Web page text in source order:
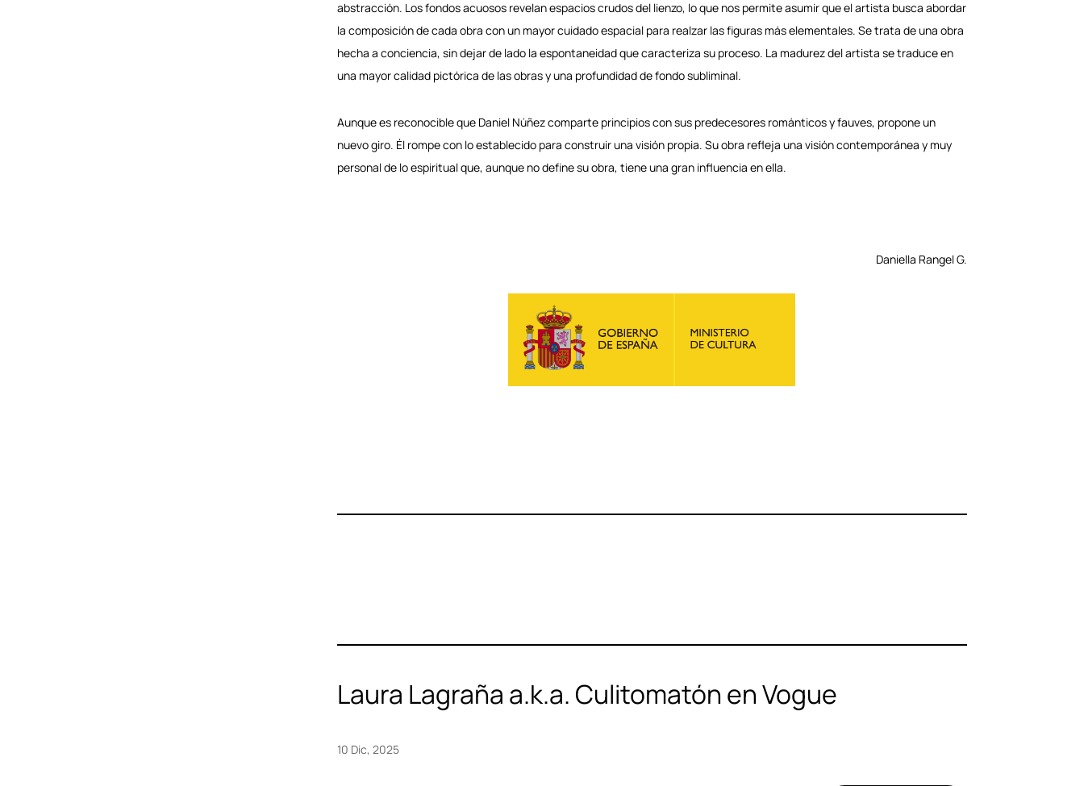
abstracción. Los fondos acuosos revelan espacios crudos del lienzo, lo que nos permite asumir que el artista busca abordar
la composición de cada obra con un mayor cuidado espacial para realzar las figuras más elementales. Se trata de una obra
hecha a conciencia, sin dejar de lado la espontaneidad que caracteriza su proceso. La madurez del artista se traduce en
una mayor calidad pictórica de las obras y una profundidad de fondo subliminal.
Aunque es reconocible que Daniel Núñez comparte principios con sus predecesores románticos y fauves, propone un
nuevo giro. Él rompe con lo establecido para construir una visión propia. Su obra refleja una visión contemporánea y muy
personal de lo espiritual que, aunque no define su obra, tiene una gran influencia en ella.
Daniella Rangel G.
Laura Lagraña a.k.a. Culitomatón en Vogue
10 Dic, 2025